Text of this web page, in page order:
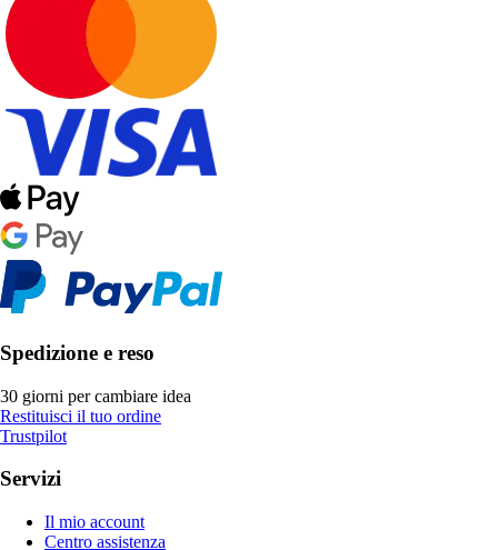
Spedizione e reso
30 giorni per cambiare idea
Restituisci il tuo ordine
Trustpilot
Servizi
Il mio account
Centro assistenza